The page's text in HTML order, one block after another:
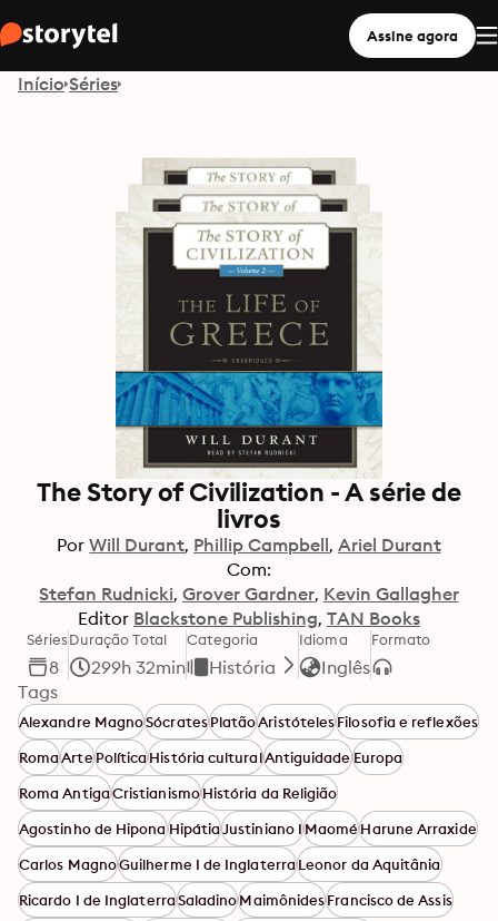
Assine agora
Início Séries
The Story of Civilization - A série de
livros
Por Will Durant Phillip Campbell Ariel Durant
Com:
Stefan Rudnicki Grover Gardner Kevin Gallagher
Editor Blackstone Publishing TAN Books
Séries
8
Duração Total
299h 32min
Categoria
História
Idioma
Inglês
Formato
Tags
Alexandre MagnoSócratesPlatãoAristótelesFilosofia e reflexões
RomaArtePolíticaHistória culturalAntiguidadeEuropa
Roma AntigaCristianismoHistória da Religião
Agostinho de HiponaHipátiaJustiniano IMaoméHarune Arraxide
Carlos MagnoGuilherme I de InglaterraLeonor da Aquitânia
Ricardo I de InglaterraSaladinoMaimônidesFrancisco de Assis